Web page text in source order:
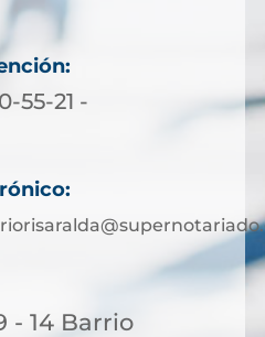
55-21 -
- 14 Barrio